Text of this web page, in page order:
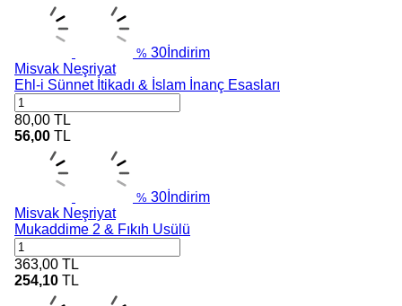
% 30 İndirim
Misvak Neşriyat
Ehl-i Sünnet İtikadı & İslam İnanç Esasları
80,00 TL
56,00 TL
% 30 İndirim
Misvak Neşriyat
Mukaddime 2 & Fıkıh Usülü
363,00 TL
254,10 TL